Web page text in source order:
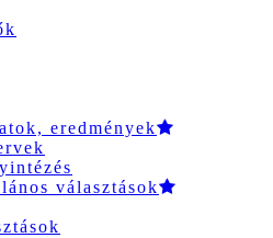
eredmények
választások